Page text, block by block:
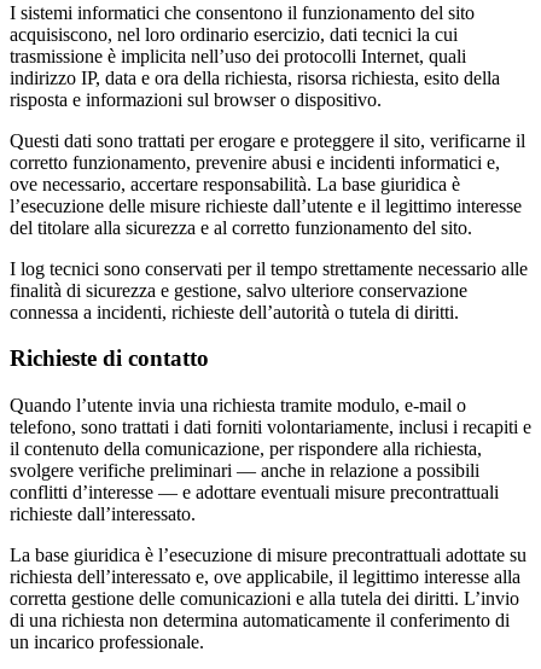
I sistemi informatici che consentono il funzionamento del sito
acquisiscono, nel loro ordinario esercizio, dati tecnici la cui
trasmissione è implicita nell’uso dei protocolli Internet, quali
indirizzo IP, data e ora della richiesta, risorsa richiesta, esito della
risposta e informazioni sul browser o dispositivo.
Questi dati sono trattati per erogare e proteggere il sito, verificarne il
corretto funzionamento, prevenire abusi e incidenti informatici e,
ove necessario, accertare responsabilità. La base giuridica è
l’esecuzione delle misure richieste dall’utente e il legittimo interesse
del titolare alla sicurezza e al corretto funzionamento del sito.
I log tecnici sono conservati per il tempo strettamente necessario alle
finalità di sicurezza e gestione, salvo ulteriore conservazione
connessa a incidenti, richieste dell’autorità o tutela di diritti.
Richieste di contatto
Quando l’utente invia una richiesta tramite modulo, e-mail o
telefono, sono trattati i dati forniti volontariamente, inclusi i recapiti e
il contenuto della comunicazione, per rispondere alla richiesta,
svolgere verifiche preliminari — anche in relazione a possibili
conflitti d’interesse — e adottare eventuali misure precontrattuali
richieste dall’interessato.
La base giuridica è l’esecuzione di misure precontrattuali adottate su
richiesta dell’interessato e, ove applicabile, il legittimo interesse alla
corretta gestione delle comunicazioni e alla tutela dei diritti. L’invio
di una richiesta non determina automaticamente il conferimento di
un incarico professionale.